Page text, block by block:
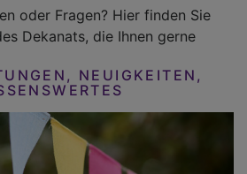
oder Fragen? Hier finden Sie
Dekanats, die Ihnen gerne
NEUIGKEITEN,